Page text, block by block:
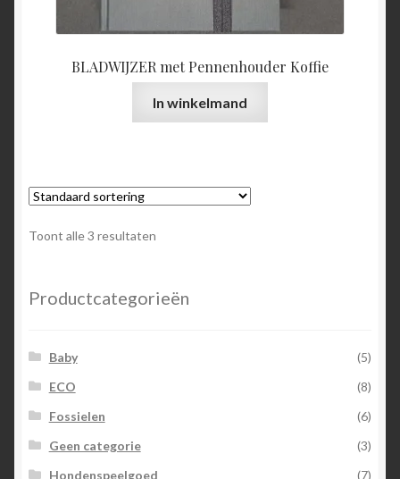
BLADWIJZER met Pennenhouder Koffie
In winkelmand
Toont alle 3 resultaten
Productcategorieën
Baby
(5)
ECO
(8)
Fossielen
(6)
Geen categorie
(3)
Hondenspeelgoed
(7)